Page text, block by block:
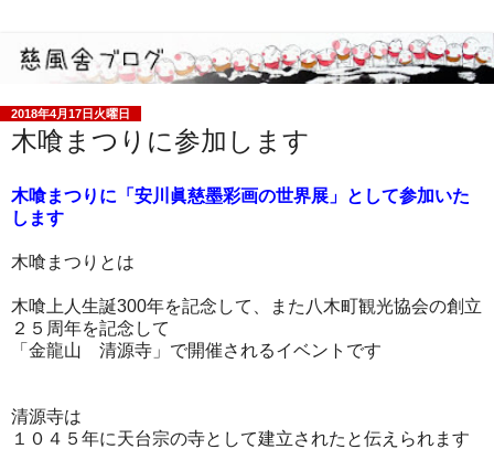
2018年4月17日火曜日
木喰まつりに参加します
木喰まつりに「安川眞慈墨彩画の世界展」として参加いた
します
木喰まつりとは
木喰上人生誕300年を記念して、また八木町観光協会の創立
２５周年を記念して
「金龍山 清源寺」で開催されるイベントです
清源寺は
１０４５年に天台宗の寺として建立されたと伝えられます